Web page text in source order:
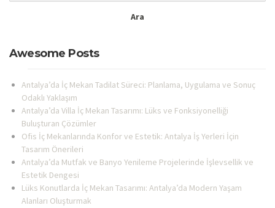
Awesome Posts
Antalya’da İç Mekan Tadilat Süreci: Planlama, Uygulama ve Sonuç
Odaklı Yaklaşım
Antalya’da Villa İç Mekan Tasarımı: Lüks ve Fonksiyonelliği
Buluşturan Çözümler
Ofis İç Mekanlarında Konfor ve Estetik: Antalya İş Yerleri İçin
Tasarım Önerileri
Antalya’da Mutfak ve Banyo Yenileme Projelerinde İşlevsellik ve
Estetik Dengesi
Lüks Konutlarda İç Mekan Tasarımı: Antalya’da Modern Yaşam
Alanları Oluşturmak